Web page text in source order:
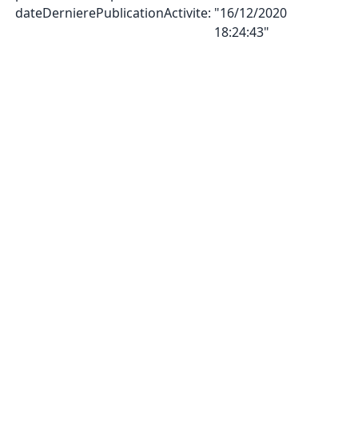
dateDernierePublicationActivite: "16/12/2020
18:24:43"